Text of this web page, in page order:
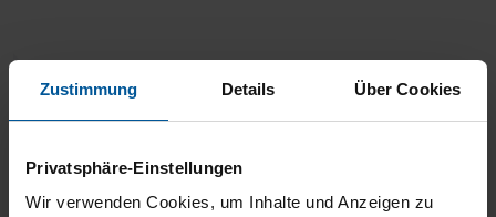
Zustimmung Details Über Cookies
Privatsphäre-Einstellungen
Wir verwenden Cookies, um Inhalte und Anzeigen zu
Sehr sympathisch , freundlich, schnell und kompetent.
Ich bin sehr zufrieden und würde Sie jederzeit
weiterempfehlen.